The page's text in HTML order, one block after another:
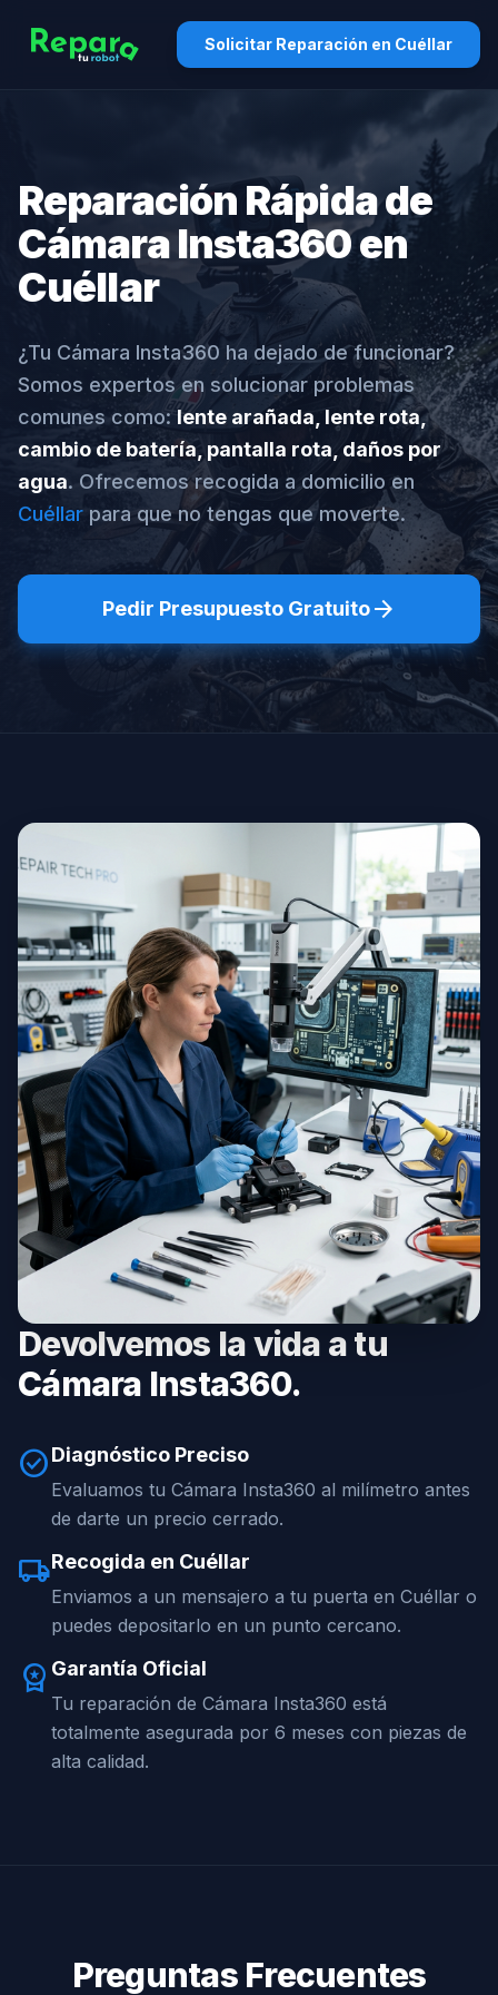
Solicitar Reparación en Cuéllar
Reparación Rápida de
Cámara Insta360 en
Cuéllar
¿Tu Cámara Insta360 ha dejado de funcionar?
Somos expertos en solucionar problemas
comunes como:lente arañada, lente rota,
cambio de batería, pantalla rota, daños por
agua. Ofrecemos recogida a domicilio en
Cuéllar para que no tengas que moverte.
Pedir Presupuesto Gratuitoarrow_forward
Devolvemos la vida a tu
Cámara Insta360.
check_circleDiagnóstico Preciso
Evaluamos tu Cámara Insta360 al milímetro antes
de darte un precio cerrado.
local_shippingRecogida en Cuéllar
Enviamos a un mensajero a tu puerta en Cuéllar o
puedes depositarlo en un punto cercano.
workspace_premium Garantía Oficial
Tu reparación de Cámara Insta360 está
totalmente asegurada por 6 meses con piezas de
alta calidad.
Preguntas Frecuentes